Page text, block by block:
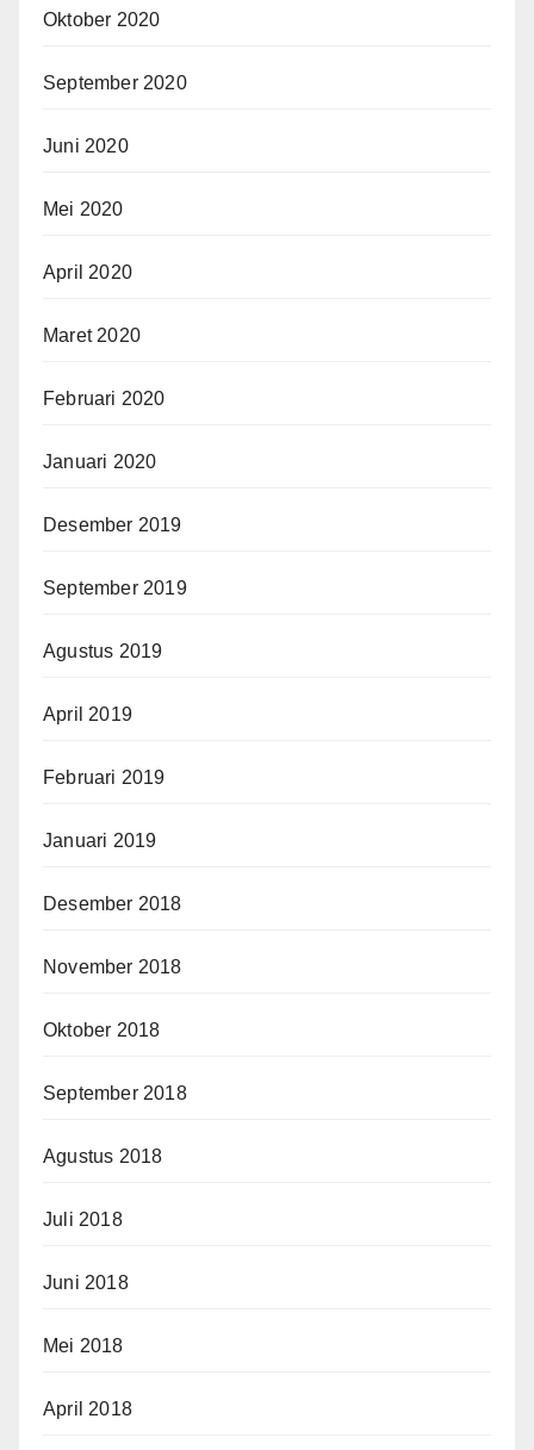
Oktober 2020
September 2020
Juni 2020
Mei 2020
April 2020
Maret 2020
Februari 2020
Januari 2020
Desember 2019
September 2019
Agustus 2019
April 2019
Februari 2019
Januari 2019
Desember 2018
November 2018
Oktober 2018
September 2018
Agustus 2018
Juli 2018
Juni 2018
Mei 2018
April 2018